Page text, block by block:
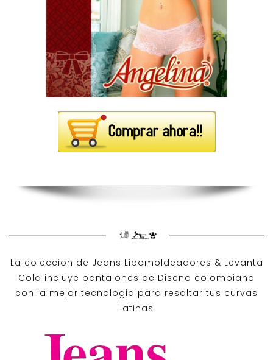
La coleccion de Jeans Lipomoldeadores & Levanta
Cola incluye pantalones de Diseño colombiano
con la mejor tecnologia para resaltar tus curvas
latinas